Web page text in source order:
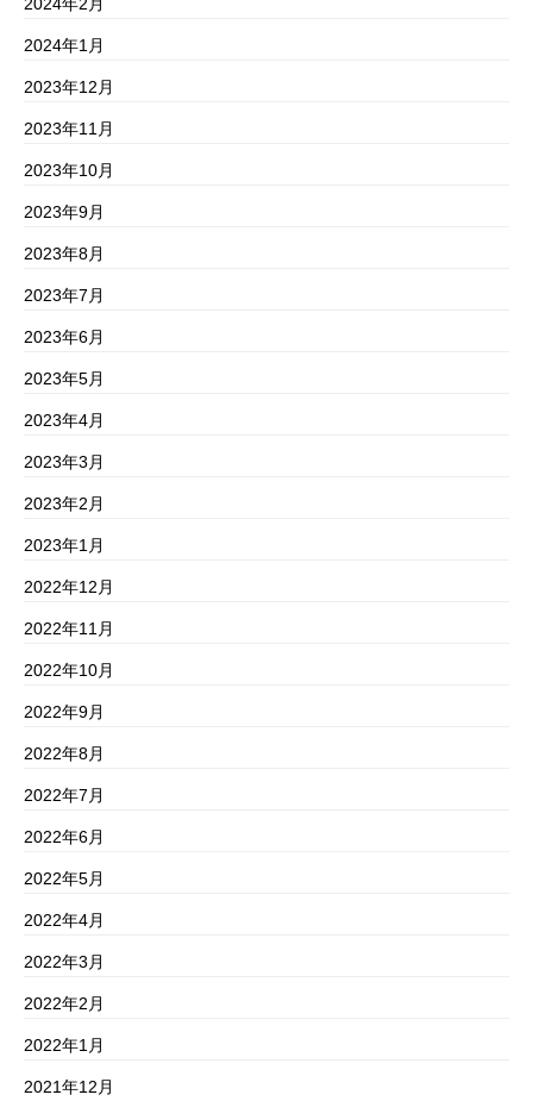
2024年1月
2023年12月
2023年11月
2023年10月
2023年9月
2023年8月
2023年7月
2023年6月
2023年5月
2023年4月
2023年3月
2023年2月
2023年1月
2022年12月
2022年11月
2022年10月
2022年9月
2022年8月
2022年7月
2022年6月
2022年5月
2022年4月
2022年3月
2022年2月
2022年1月
2021年12月